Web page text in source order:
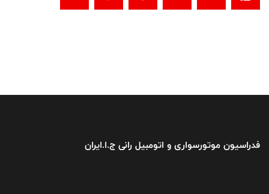
فدراسیون موتورسواری و اتومبیل رانی ج.ا.ایران